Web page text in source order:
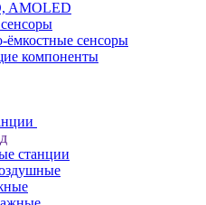
AMOLED
сенсоры
компоненты
станции